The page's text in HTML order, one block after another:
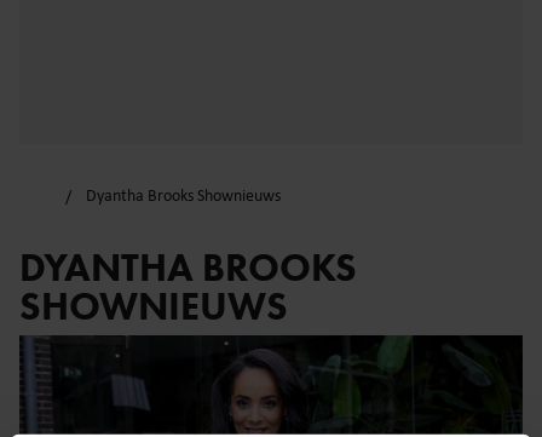
Dyantha Brooks Shownieuws
DYANTHA BROOKS
SHOWNIEUWS